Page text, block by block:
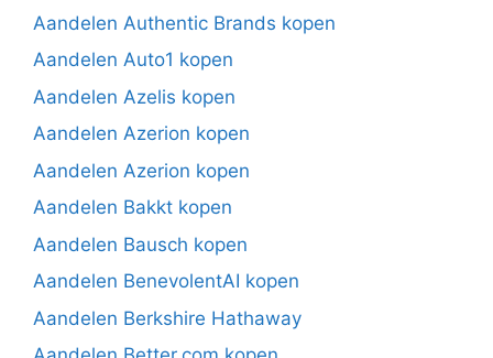
Aandelen Authentic Brands kopen
Aandelen Auto1 kopen
Aandelen Azelis kopen
Aandelen Azerion kopen
Aandelen Azerion kopen
Aandelen Bakkt kopen
Aandelen Bausch kopen
Aandelen BenevolentAI kopen
Aandelen Berkshire Hathaway